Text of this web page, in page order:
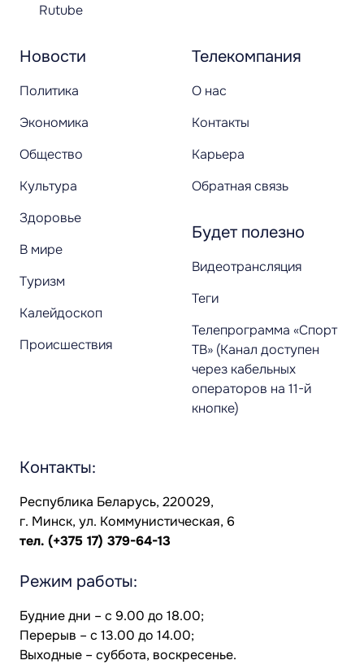
Новости
Политика
Экономика
Общество
Культура
Здоровье
В мире
Туризм
Калейдоскоп
Происшествия
Телекомпания
О нас
Контакты
Карьера
Обратная связь
Будет полезно
Видеотрансляция
Теги
Телепрограмма «Спорт
ТВ» (Канал доступен
через кабельных
операторов на 11-й
кнопке)
Rutube
Контакты:
Республика Беларусь, 220029,
г. Минск, ул. Коммунистическая, 6
тел. (+375 17) 379-64-13
Режим работы:
Будние дни – с 9.00 до 18.00;
Перерыв – с 13.00 до 14.00;
Выходные – суббота, воскресенье.